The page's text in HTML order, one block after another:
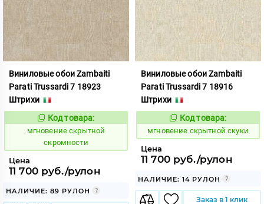
Виниловые обои Zambaiti
Parati Trussardi 7 18923
Штрихи
948843
Код товара:
мгновение скрытной
скромности
Цена
11 700 руб./рулон
НАЛИЧИЕ: 89 РУЛОН
Виниловые обои Zambaiti
Parati Trussardi 7 18916
Штрихи
948844
Код товара:
мгновение скрытной скуки
Цена
11 700 руб./рулон
НАЛИЧИЕ: 14 РУЛОН
Заказ в 1 клик